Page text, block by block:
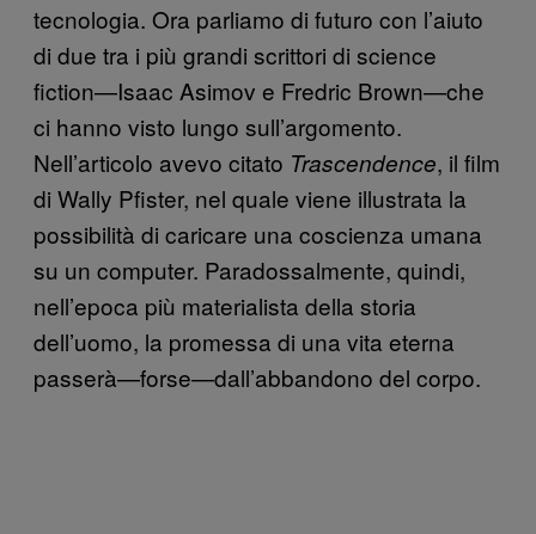
tecnologia. Ora parliamo di futuro con l’aiuto
di due tra i più grandi scrittori di science
fiction—Isaac Asimov e Fredric Brown—che
ci hanno visto lungo sull’argomento.
Nell’articolo avevo citato Trascendence, il film
di Wally Pfister, nel quale viene illustrata la
possibilità di caricare una coscienza umana
su un computer. Paradossalmente, quindi,
nell’epoca più materialista della storia
dell’uomo, la promessa di una vita eterna
passerà—forse—dall’abbandono del corpo.